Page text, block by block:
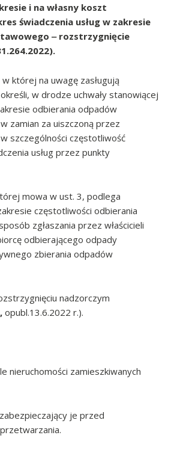
i na własny koszt
świadczenia usług w zakresie
‒ rozstrzygnięcie
której na uwagę zasługują
w drodze uchwały stanowiącej
odbierania odpadów
zamian za uiszczoną przez
szczególności częstotliwość
usług przez punkty
mowa w ust. 3, podlega
częstotliwości odbierania
zgłaszania przez właścicieli
odbierającego odpady
zbierania odpadów
nadzorczym
opubl.13.6.2022 r.).
nieruchomości zamieszkiwanych
je przed